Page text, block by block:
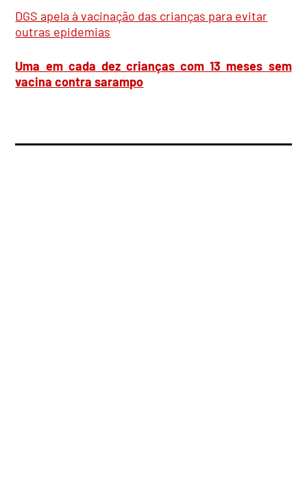
DGS apela à vacinação das crianças para evitar
outras epidemias
Uma em cada dez crianças com 13 meses sem
vacina contra sarampo